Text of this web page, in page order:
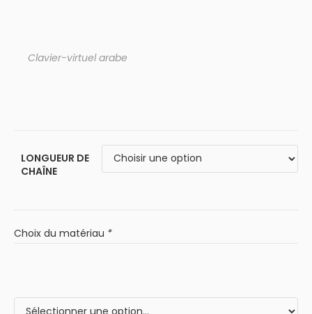
Clavier-virtuel arabe
LONGUEUR DE
CHAÎNE
Choix du matériau *